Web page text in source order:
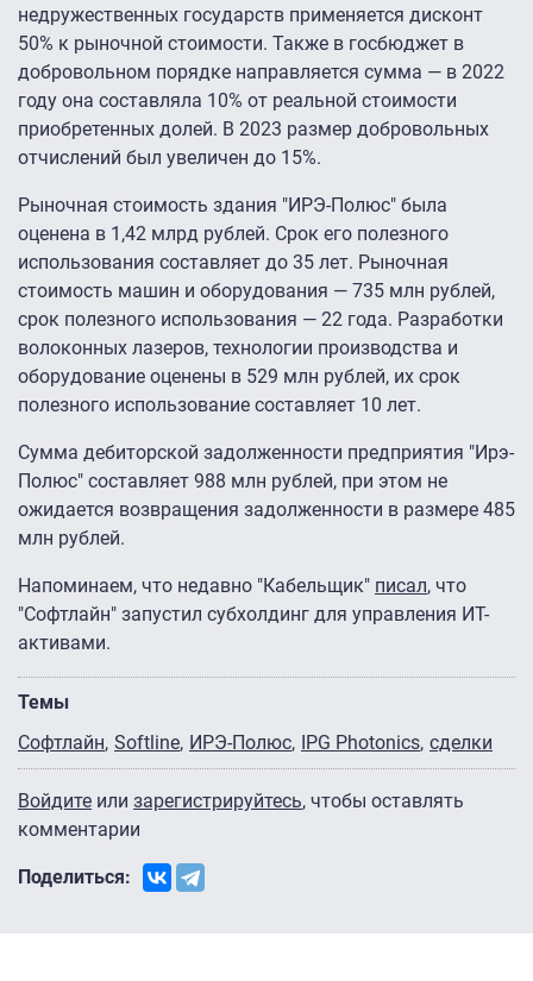
недружественных государств применяется дисконт
50% к рыночной стоимости. Также в госбюджет в
добровольном порядке направляется сумма — в 2022
году она составляла 10% от реальной стоимости
приобретенных долей. В 2023 размер добровольных
отчислений был увеличен до 15%.
Рыночная стоимость здания "ИРЭ-Полюс" была
оценена в 1,42 млрд рублей. Срок его полезного
использования составляет до 35 лет. Рыночная
стоимость машин и оборудования — 735 млн рублей,
срок полезного использования — 22 года. Разработки
волоконных лазеров, технологии производства и
оборудование оценены в 529 млн рублей, их срок
полезного использование составляет 10 лет.
Сумма дебиторской задолженности предприятия "Ирэ-
Полюс" составляет 988 млн рублей, при этом не
ожидается возвращения задолженности в размере 485
млн рублей.
Напоминаем, что недавно "Кабельщик" писал, что
"Софтлайн" запустил субхолдинг для управления ИТ-
активами.
Темы
Софтлайн Softline ИРЭ-Полюс IPG Photonics сделки
Войдите или зарегистрируйтесь, чтобы оставлять
комментарии
Поделиться: